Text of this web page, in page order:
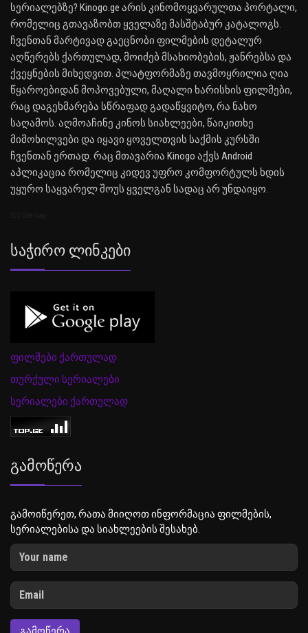
სერიალებზე? Kinogo.ge არის კინომოყვარულთა პორტალი,
რომელიც გთავაზობთ ყველაზე მასშტაბურ კატალოგს.
ჩვენთან მარტივად გაეცნობი ფილმების დეტალურ
აღწერებს ქართულად, მოიძებ მსახიობების, ჟანრებსა და
ქვეყნების მიხედვით. პლატფორმაზე თავმოყრილია ღია
წყაროებიდან მოპოვებული, მაღალი ხარისხის ფილმები,
რაც დაგეხმარება სწრაფად გადაწყვიტო, რა ნახო
საღამოს. აღმოაჩინე კინოს სიახლეები, წაიკითხე
მიმოხილვები და იყავი ყოველთვის საქმის კურსში
ჩვენთან ერთად. რაც მთავარია Kinogo აქვს Android
აპლიკაცია რომელიც კიდევ უფრო კომფორტულს ხდის
უყურო საყვარელ შოუს ყველგან სადაც არ უნდაიყო.
Საჭირო Ლინკები
ფილმები ქართულად
თურქული სერიალები
სერიალები ქართულად
Გამოწერა
გამოიწერეთ, რათა მიიღოთ ინფორმაცია ფილმების,
სერიალებისა და სიახლეების შესახებ.